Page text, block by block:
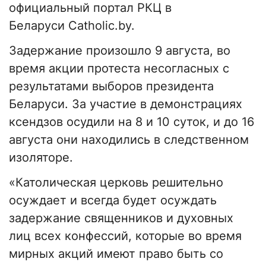
официальный портал РКЦ в
Беларуси Catholic.by.
Задержание произошло 9 августа, во
время акции протеста несогласных с
результатами выборов президента
Беларуси. За участие в демонстрациях
ксендзов осудили на 8 и 10 суток, и до 16
августа они находились в следственном
изоляторе.
«Католическая церковь решительно
осуждает и всегда будет осуждать
задержание священников и духовных
лиц всех конфессий, которые во время
мирных акций имеют право быть со